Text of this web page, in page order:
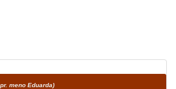
meno Eduarda)